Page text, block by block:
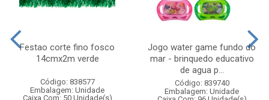
Festao corte fino fosco
14cmx2m verde
Código: 838577
Embalagem: Unidade
Caixa Com: 50 Unidade(s)
Jogo water game fundo do
mar - brinquedo educativo
de agua p...
Código: 839740
Embalagem: Unidade